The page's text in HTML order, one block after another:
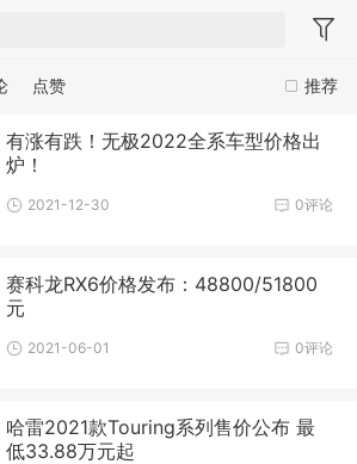
推荐
点赞
有涨有跌！无极2022全系车型价格出
炉！
0评论
2021-12-30
赛科龙RX6价格发布：48800/51800
元
0评论
2021-06-01
哈雷2021款Touring系列售价公布 最
低33.88万元起